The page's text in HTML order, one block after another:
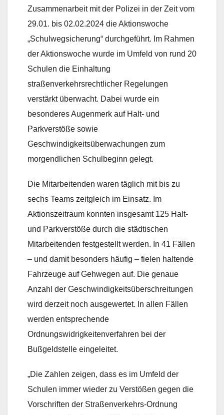
Zusammenarbeit mit der Polizei in der Zeit vom
29.01. bis 02.02.2024 die Aktionswoche
„Schulwegsicherung“ durchgeführt. Im Rahmen
der Aktionswoche wurde im Umfeld von rund 20
Schulen die Einhaltung
straßenverkehrsrechtlicher Regelungen
verstärkt überwacht. Dabei wurde ein
besonderes Augenmerk auf Halt- und
Parkverstöße sowie
Geschwindigkeitsüberwachungen zum
morgendlichen Schulbeginn gelegt.
Die Mitarbeitenden waren täglich mit bis zu
sechs Teams zeitgleich im Einsatz. Im
Aktionszeitraum konnten insgesamt 125 Halt-
und Parkverstöße durch die städtischen
Mitarbeitenden festgestellt werden. In 41 Fällen
– und damit besonders häufig – fielen haltende
Fahrzeuge auf Gehwegen auf. Die genaue
Anzahl der Geschwindigkeitsüberschreitungen
wird derzeit noch ausgewertet. In allen Fällen
werden entsprechende
Ordnungswidrigkeitenverfahren bei der
Bußgeldstelle eingeleitet.
„Die Zahlen zeigen, dass es im Umfeld der
Schulen immer wieder zu Verstößen gegen die
Vorschriften der Straßenverkehrs-Ordnung